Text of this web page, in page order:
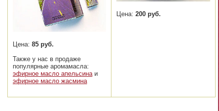
Цена: 85 руб.
Также у нас в продаже
популярные аромамасла:
эфирное масло апельсина и
эфирное масло жасмина
Цена: 200 руб.